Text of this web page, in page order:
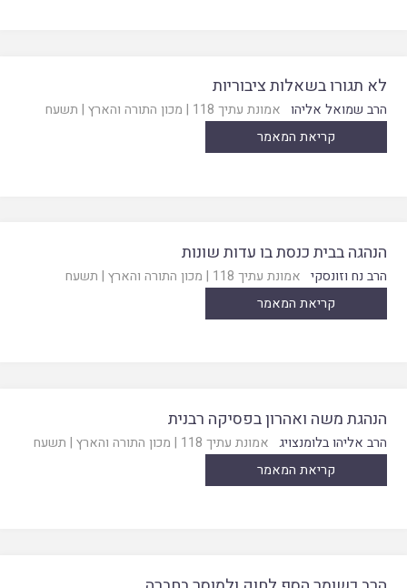
לא תגורו בשאלות ציבוריות
הרב שמואל אליהו אמונת עתיך 118 | מכון התורה והארץ | תשעח
קריאת המאמר
הנהגה בבית כנסת בו עדות שונות
הרב נח וזונסקי אמונת עתיך 118 | מכון התורה והארץ | תשעח
קריאת המאמר
הנהגת משה ואהרון בפסיקה רבנית
הרב אליהו בלומנצויג אמונת עתיך 118 | מכון התורה והארץ | תשעח
קריאת המאמר